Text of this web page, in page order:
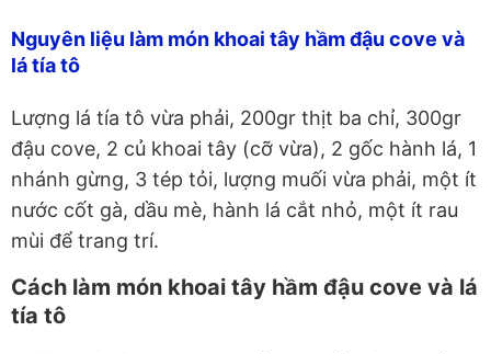
Nguyên liệu làm món khoai tây hầm đậu cove và
lá tía tô
Lượng lá tía tô vừa phải, 200gr thịt ba chỉ, 300gr
đậu cove, 2 củ khoai tây (cỡ vừa), 2 gốc hành lá, 1
nhánh gừng, 3 tép tỏi, lượng muối vừa phải, một ít
nước cốt gà, dầu mè, hành lá cắt nhỏ, một ít rau
mùi để trang trí.
Cách làm món khoai tây hầm đậu cove và lá
tía tô